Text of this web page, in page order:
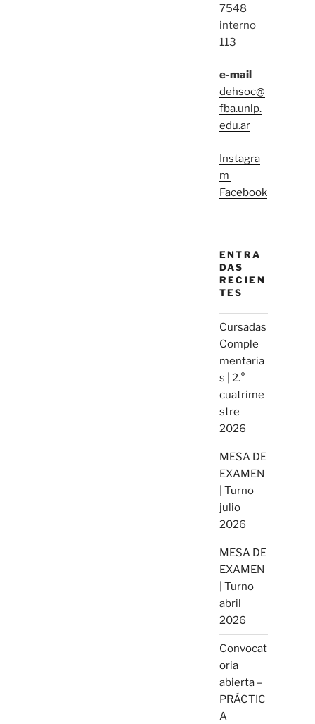
7548
interno
113
e-mail
dehsoc@
fba.unlp.
edu.ar
Instagra
m
Facebook
ENTRA
DAS
RECIEN
TES
Cursadas
Comple
mentaria
s | 2.°
cuatrime
stre
2026
MESA DE
EXAMEN
| Turno
julio
2026
MESA DE
EXAMEN
| Turno
abril
2026
Convocat
oria
abierta –
PRÁCTIC
A